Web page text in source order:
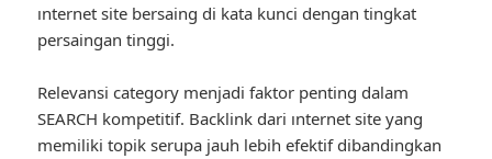
ınternet site bersaing di kata kunci dengan tingkat
persaingan tinggi.
Relevansi category menjadi faktor penting dalam
SEARCH kompetitif. Backlink dari ınternet site yang
memiliki topik serupa jauh lebih efektif dibandingkan